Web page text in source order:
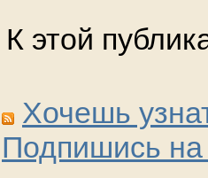
К этой
Хочешь
Подпишись